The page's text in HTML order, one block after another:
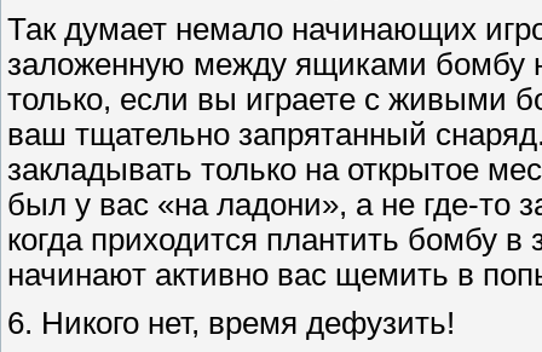
Так думает немало начинающих
заложенную между ящиками бомбу
только, если вы играете с живыми
ваш тщательно запрятанный
закладывать только на открытое
был у вас «на ладони», а не где-то
когда приходится плантить бомбу в
начинают активно вас щемить в
6. Никого нет, время дефузить!